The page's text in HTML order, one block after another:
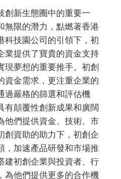
創新生態圈中的重要一
無限的潛力，點燃著香港
科技園公司的引領下，初
業提供了寶貴的資金支持
現夢想的重要推手。初創
資金需求，更注重企業的
過嚴格的篩選和評估機
有顛覆性創新成果和廣闊
他們提供資金、技術、市
創資助的助力下，初創企
，加速產品研發和市場推
建初創企業與投資者、行
為他們提供更多的合作機